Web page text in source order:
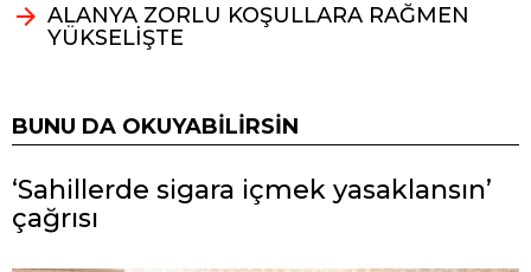
ALANYA ZORLU KOŞULLARA RAĞMEN
YÜKSELİŞTE
BUNU DA OKUYABILIRSIN
‘Sahillerde sigara içmek yasaklansın’
çağrısı